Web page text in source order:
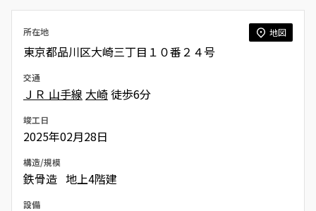
所在地 地図
東京都品川区大崎三丁目１０番２４号
交通
ＪＲ 山手線 大崎徒歩6分
竣工日
2025年02月28日
構造/規模
鉄骨造 地上4階建
設備